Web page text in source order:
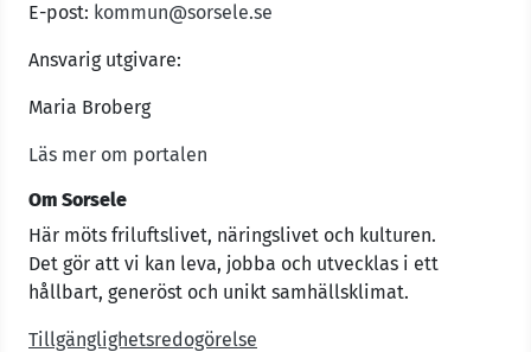
E-post: kommun@sorsele.se
Ansvarig utgivare:
Maria Broberg
Läs mer om portalen
Om Sorsele
Här möts friluftslivet, näringslivet och kulturen.
Det gör att vi kan leva, jobba och utvecklas i ett
hållbart, generöst och unikt samhällsklimat.
Tillgänglighetsredogörelse